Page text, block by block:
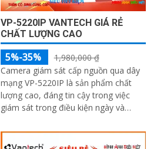
VP-5220IP VANTECH GIÁ RẺ
CHẤT LƯỢNG CAO
5%-35%
1,980,000 ₫
Camera giám sát cấp nguồn qua dây
mạng VP-5220IP là sản phẩm chất
lượng cao, đáng tin cậy trong việc
giám sát trong điều kiện ngày và